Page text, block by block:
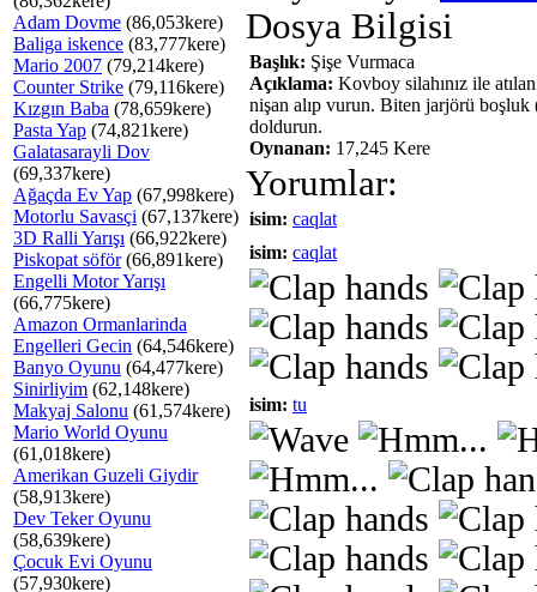
Adam Dovme (86,053kere)
Baliga iskence (83,777kere)
Mario 2007 (79,214kere)
Counter Strike (79,116kere)
Kızgın Baba (78,659kere)
Pasta Yap (74,821kere)
Galatasarayli Dov
(69,337kere)
Ağaçda Ev Yap (67,998kere)
Motorlu Savasçi (67,137kere)
3D Ralli Yarışı (66,922kere)
Piskopat söför(66,891kere)
Engelli Motor Yarışı
(66,775kere)
Amazon Ormanlarinda
Engelleri Gecin (64,546kere)
Banyo Oyunu (64,477kere)
Sinirliyim (62,148kere)
Makyaj Salonu (61,574kere)
Mario World Oyunu
(61,018kere)
Amerikan Guzeli Giydir
(58,913kere)
Dev Teker Oyunu
(58,639kere)
Çocuk Evi Oyunu
(57,930kere)
Dosya Bilgisi
Başlık: Şişe Vurmaca
Açıklama: Kovboy silahınız ile
nişan alıp vurun. Biten jarjörü boşluk
doldurun.
Oynanan: 17,245 Kere
Yorumlar:
isim: caqlat
isim: caqlat
isim: tu